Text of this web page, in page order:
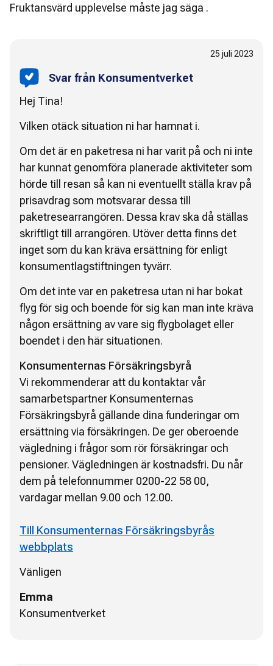
Fruktansvärd upplevelse måste jag säga .
Svar från Konsumentverket
25 juli 2023
Hej Tina!
Vilken otäck situation ni har hamnat i.
Om det är en paketresa ni har varit på och ni inte
har kunnat genomföra planerade aktiviteter som
hörde till resan så kan ni eventuellt ställa krav på
prisavdrag som motsvarar dessa till
paketresearrangören. Dessa krav ska då ställas
skriftligt till arrangören. Utöver detta finns det
inget som du kan kräva ersättning för enligt
konsumentlagstiftningen tyvärr.
Om det inte var en paketresa utan ni har bokat
flyg för sig och boende för sig kan man inte kräva
någon ersättning av vare sig flygbolaget eller
boendet i den här situationen.
Konsumenternas Försäkringsbyrå
Vi rekommenderar att du kontaktar vår
samarbetspartner Konsumenternas
Försäkringsbyrå gällande dina funderingar om
ersättning via försäkringen. De ger oberoende
vägledning i frågor som rör försäkringar och
pensioner. Vägledningen är kostnadsfri. Du når
dem på telefonnummer 0200-22 58 00,
vardagar mellan 9.00 och 12.00.
Till Konsumenternas Försäkringsbyrås
webbplats
Vänligen
Emma
Konsumentverket